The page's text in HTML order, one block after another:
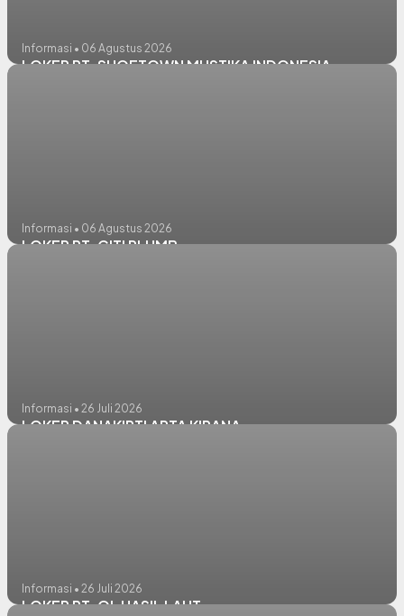
Informasi • 06 Agustus 2026
LOKER PT. SHOETOWN MUSTIKA INDONESIA
Informasi • 06 Agustus 2026
LOKER PT. CITI PLUMB
Informasi • 26 Juli 2026
LOKER DANAKIRTI ARTA KIRANA
Informasi • 26 Juli 2026
LOKER PT. QL HASIL LAUT